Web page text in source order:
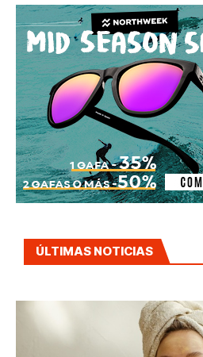
ÚLTIMAS NOTICIAS